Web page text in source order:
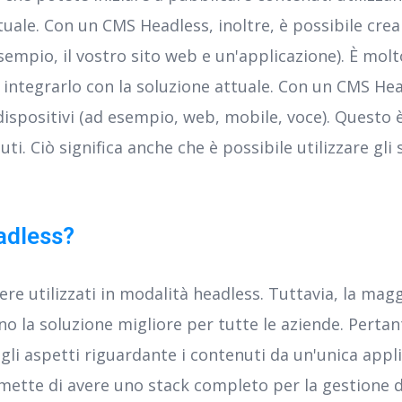
Con un CMS Headless, inoltre, è possibile
il vostro sito web e un'applicazione). È
con la soluzione attuale. Con un CMS
(ad esempio, web, mobile, voce). Questo
Ciò significa anche che è possibile utilizzare
utilizzati in modalità headless. Tuttavia, la
la soluzione migliore per tutte le aziende.
aspetti riguardante i contenuti da un'unica
di avere uno stack completo per la gestione